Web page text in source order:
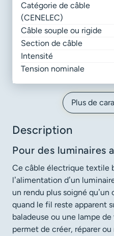
Catégorie de câble
(CENELEC)
Câble souple ou rigide
Section de câble
Intensité
Tension nominale
Plus de
Description
Pour des luminaires
Ce câble électrique textile
l’alimentation d’un
un rendu plus soigné
quand le fil reste apparent
baladeuse ou une lampe
permet de créer, réparer